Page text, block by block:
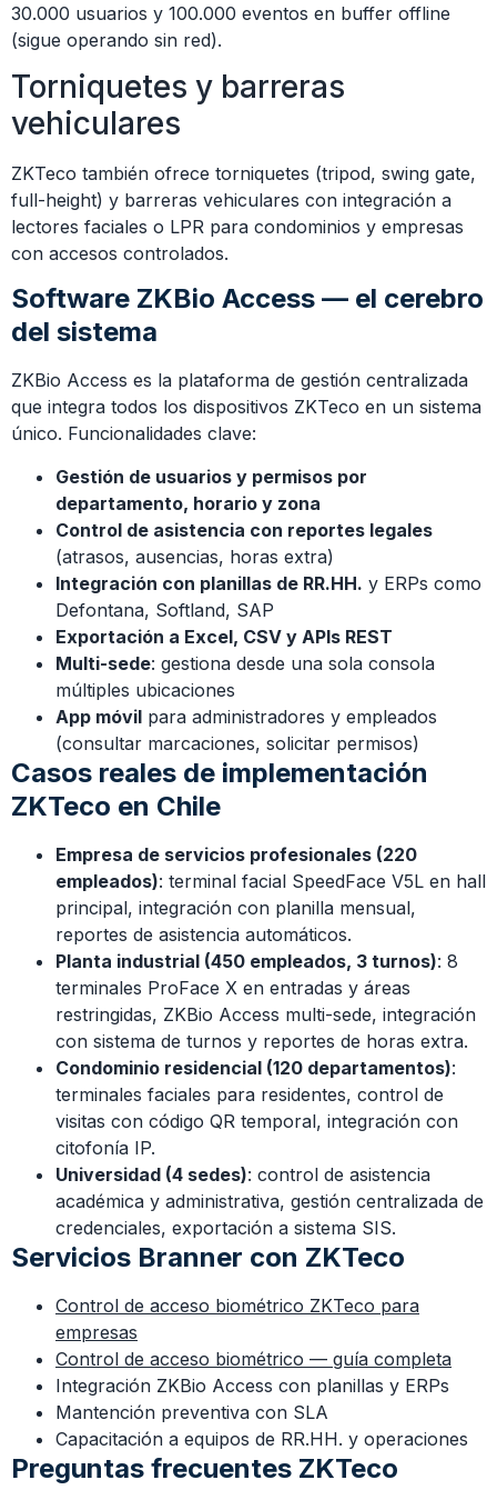
30.000 usuarios y 100.000 eventos en buffer offline
(sigue operando sin red).
Torniquetes y barreras
vehiculares
ZKTeco también ofrece torniquetes (tripod, swing gate,
full-height) y barreras vehiculares con integración a
lectores faciales o LPR para condominios y empresas
con accesos controlados.
Software ZKBio Access — el cerebro
del sistema
ZKBio Access es la plataforma de gestión centralizada
que integra todos los dispositivos ZKTeco en un sistema
único. Funcionalidades clave:
Gestión de usuarios y permisos por
departamento, horario y zona
Control de asistencia con reportes legales
(atrasos, ausencias, horas extra)
Integración con planillas de RR.HH. y ERPs como
Defontana, Softland, SAP
Exportación a Excel, CSV y APIs REST
Multi-sede: gestiona desde una sola consola
múltiples ubicaciones
App móvil para administradores y empleados
(consultar marcaciones, solicitar permisos)
Casos reales de implementación
ZKTeco en Chile
Empresa de servicios profesionales (220
empleados): terminal facial SpeedFace V5L en hall
principal, integración con planilla mensual,
reportes de asistencia automáticos.
Planta industrial (450 empleados, 3 turnos): 8
terminales ProFace X en entradas y áreas
restringidas, ZKBio Access multi-sede, integración
con sistema de turnos y reportes de horas extra.
Condominio residencial (120 departamentos):
terminales faciales para residentes, control de
visitas con código QR temporal, integración con
citofonía IP.
Universidad (4 sedes): control de asistencia
académica y administrativa, gestión centralizada de
credenciales, exportación a sistema SIS.
Servicios Branner con ZKTeco
Control de acceso biométrico ZKTeco para
empresas
Control de acceso biométrico — guía completa
Integración ZKBio Access con planillas y ERPs
Mantención preventiva con SLA
Capacitación a equipos de RR.HH. y operaciones
Preguntas frecuentes ZKTeco